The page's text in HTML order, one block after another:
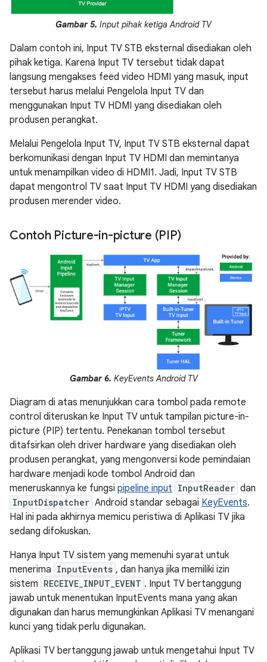
Gambar 5. Input pihak ketiga Android TV
Dalam contoh ini, Input TV STB eksternal disediakan oleh
pihak ketiga. Karena Input TV tersebut tidak dapat
langsung mengakses feed video HDMI yang masuk, input
tersebut harus melalui Pengelola Input TV dan
menggunakan Input TV HDMI yang disediakan oleh
produsen perangkat.
Melalui Pengelola Input TV, Input TV STB eksternal dapat
berkomunikasi dengan Input TV HDMI dan memintanya
untuk menampilkan video di HDMI1. Jadi, Input TV STB
dapat mengontrol TV saat Input TV HDMI yang disediakan
produsen merender video.
Contoh Picture-in-picture (PIP)
Gambar 6. KeyEvents Android TV
Diagram di atas menunjukkan cara tombol pada remote
control diteruskan ke Input TV untuk tampilan picture-in-
picture (PIP) tertentu. Penekanan tombol tersebut
ditafsirkan oleh driver hardware yang disediakan oleh
produsen perangkat, yang mengonversi kode pemindaian
hardware menjadi kode tombol Android dan
meneruskannya ke fungsi pipeline input InputReader dan
InputDispatcher Android standar sebagai KeyEvents.
Hal ini pada akhirnya memicu peristiwa di Aplikasi TV jika
sedang difokuskan.
Hanya Input TV sistem yang memenuhi syarat untuk
menerima InputEvents , dan hanya jika memiliki izin
sistem RECEIVE_INPUT_EVENT . Input TV bertanggung
jawab untuk menentukan InputEvents mana yang akan
digunakan dan harus memungkinkan Aplikasi TV menangani
kunci yang tidak perlu digunakan.
Aplikasi TV bertanggung jawab untuk mengetahui Input TV